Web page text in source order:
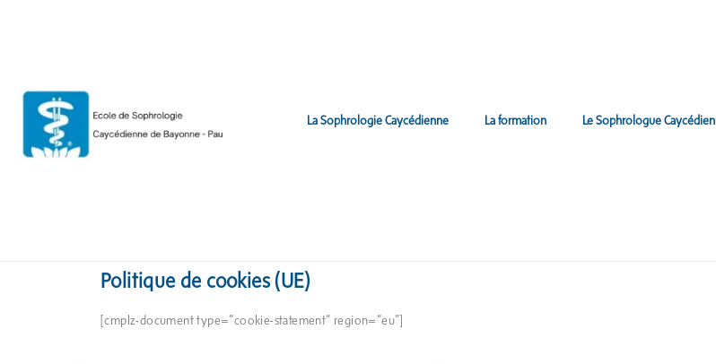
La Sophrologie Caycédienne La formation Le Sophrologue Caycédien
Politique de cookies (UE)
[cmplz-document type=”cookie-statement” region=”eu”]